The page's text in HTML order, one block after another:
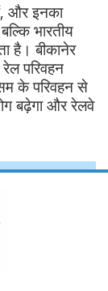
और इनका
भारतीय
है। बीकानेर
परिवहन
के परिवहन से
बढ़ेगा और रेलवे